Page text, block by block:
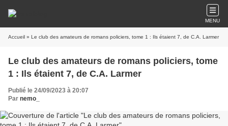
MENU
Accueil » Le club des amateurs de romans policiers, tome 1 : Ils étaient 7, de C.A. Larmer
Le club des amateurs de romans policiers, tome
1 : Ils étaient 7, de C.A. Larmer
Publié le 24/09/2023 à 20:07
Par nemo_